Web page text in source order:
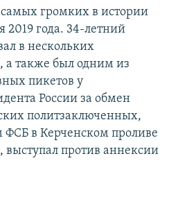
самых громких в истории
2019 года. 34-летний
в нескольких
а также был одним из
пикетов у
России за обмен
политзаключенных,
в Керченском проливе
против аннексии